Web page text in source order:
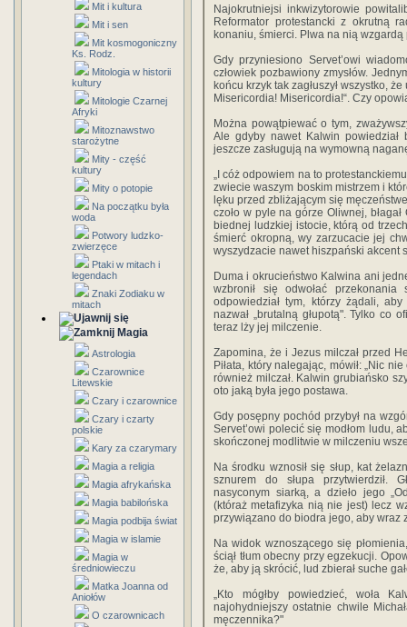
Mit i kultura
Mit i sen
Mit kosmogoniczny
Ks. Rodz.
Mitologia w historii
kultury
Mitologie Czarnej
Afryki
Mitoznawstwo
starożytne
Mity - część
kultury
Mity o potopie
Na początku była
woda
Potwory ludzko-
zwierzęce
Ptaki w mitach i
legendach
Znaki Zodiaku w
mitach
Magia
Astrologia
Czarownice
Litewskie
Czary i czarownice
Czary i czarty
polskie
Kary za czarymary
Magia a religia
Magia afrykańska
Magia babilońska
Magia podbija świat
Magia w islamie
Magia w
średniowieczu
Matka Joanna od
Aniołów
O czarownicach
Najokrutniejsi inkwizytorowie
Reformator protestancki z okrutną
konaniu, śmierci. Plwa na nią wzgardą
Gdy przyniesiono Servet’owi
człowiek pozbawiony zmysłów.
końcu krzyk tak zagłuszył wszystko,
Misericordia! Misericordia!“. Czy
Można powątpiewać o tym,
Ale gdyby nawet Kalwin powiedział
jeszcze zasługują na wymowną
„I cóż odpowiem na to
zwiecie waszym boskim mistrzem i
lęku przed zbliżającym się
czoło w pyle na górze Oliwnej,
biednej ludzkiej istocie, którą od
śmierć okropną, wy zarzucacie jej
wyszydzacie nawet hiszpański akcent
Duma i okrucieństwo Kalwina ani
wzbronił się odwołać
odpowiedział tym, którzy żądali,
nazwał „brutalną głupotą". Tylko co
teraz lży jej milczenie.
Zapomina, że i Jezus milczał przed
Piłata, który nalegając, mówił: „Nic
również milczał. Kalwin grubiańsko
oto jaką była jego postawa.
Gdy posępny pochód przybył na
Servet’owi polecić się modłom ludu,
skończonej modlitwie w milczeniu
Na środku wznosił się słup, kat
sznurem do słupa przytwierdził.
nasyconym siarką, a dzieło jego
(któraż metafizyka nią nie jest) lecz
przywiązano do biodra jego, aby wraz
Na widok wznoszącego się
ściął tłum obecny przy egzekucji.
że, aby ją skrócić, lud zbierał suche
„Kto mógłby powiedzieć, woła
najohydniejszy ostatnie chwile
męczennika?"